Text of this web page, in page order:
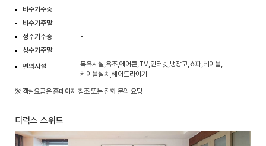
비수기주중
-
비수기주말
-
성수기주중
-
성수기주말
-
편의시설
목욕시설,욕조,에어콘,TV,인터넷,냉장고,쇼파,테이블,
케이블설치,헤어드라이기
※ 객실요금은 홈페이지 참조 또는 전화 문의 요망
디럭스 스위트